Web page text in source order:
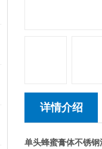
详情介绍
单头蜂蜜膏体不锈钢